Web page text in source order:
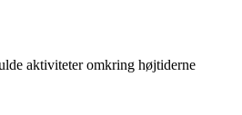
aktiviteter omkring højtiderne